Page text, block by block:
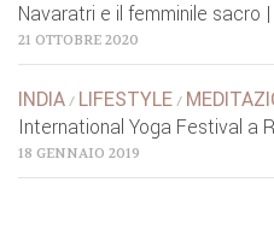
Navaratri e il femminile sacro
21 OTTOBRE 2020
INDIA / LIFESTYLE /
International Yoga Festival a
18 GENNAIO 2019